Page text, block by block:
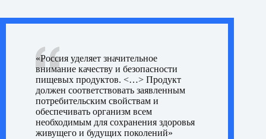
«Россия уделяет значительное
внимание качеству и безопасности
пищевых продуктов. <…> Продукт
должен соответствовать заявленным
потребительским свойствам и
обеспечивать организм всем
необходимым для сохранения здоровья
живущего и будущих поколений»